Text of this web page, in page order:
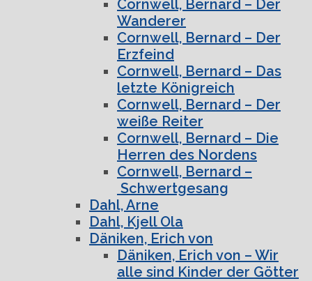
Cornwell, Bernard – Der
Wanderer
Cornwell, Bernard – Der
Erzfeind
Cornwell, Bernard – Das
letzte Königreich
Cornwell, Bernard – Der
weiße Reiter
Cornwell, Bernard – Die
Herren des Nordens
Cornwell, Bernard –
Schwertgesang
Dahl, Arne
Dahl, Kjell Ola
Däniken, Erich von
Däniken, Erich von – Wir
alle sind Kinder der Götter